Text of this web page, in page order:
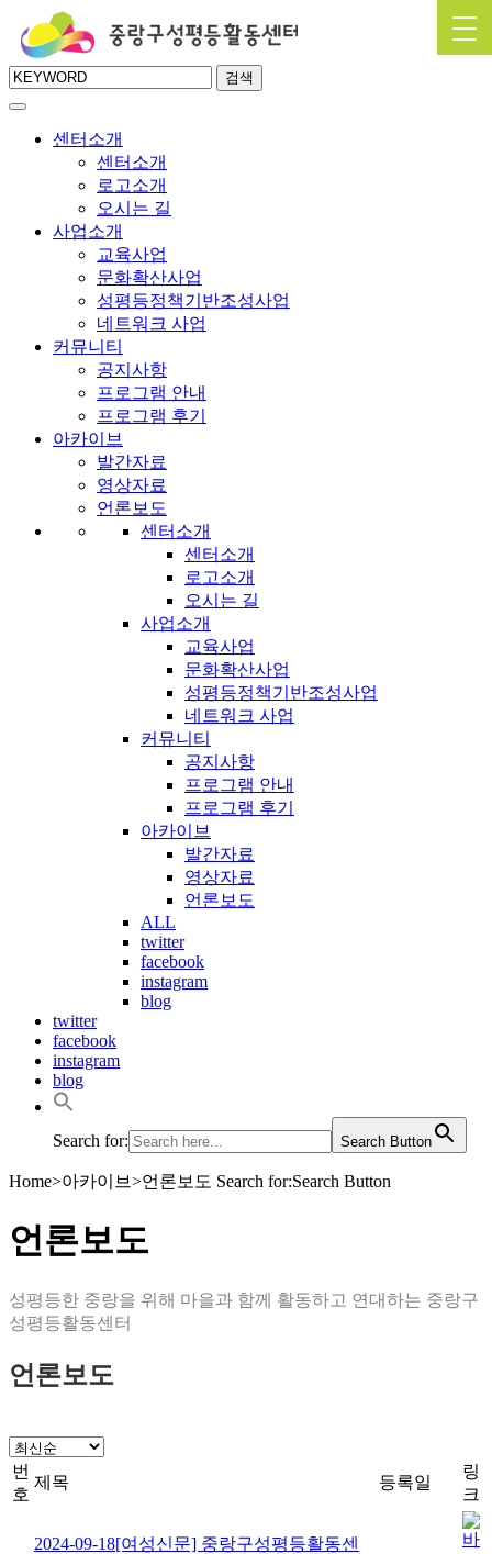
검색
센터소개
센터소개
로고소개
오시는 길
사업소개
교육사업
문화확산사업
성평등정책기반조성사업
네트워크 사업
커뮤니티
공지사항
프로그램 안내
프로그램 후기
아카이브
발간자료
영상자료
언론보도
센터소개
센터소개
로고소개
오시는 길
사업소개
교육사업
문화확산사업
성평등정책기반조성사업
네트워크 사업
커뮤니티
공지사항
프로그램 안내
프로그램 후기
아카이브
발간자료
영상자료
언론보도
ALL
twitter
facebook
instagram
blog
twitter
facebook
instagram
blog
Search for: Search Button
Home>아카이브>언론보도 Search for:Search Button
언론보도
성평등한 중랑을 위해 마을과 함께 활동하고 연대하는 중랑구
성평등활동센터
언론보도
번
호
제목 등록일
링
크
2024-09-18[여성신문] 중랑구성평등활동센